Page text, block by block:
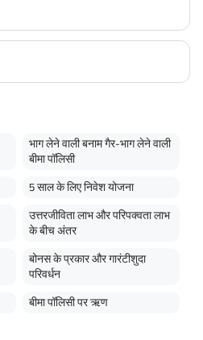
भाग लेने वाली बनाम गैर-भाग लेने वाली
बीमा पॉलिसी
5 साल के लिए निवेश योजना
उत्तरजीविता लाभ और परिपक्वता लाभ
के बीच अंतर
बोनस के प्रकार और गारंटीशुदा
परिवर्धन
बीमा पॉलिसी पर ऋण